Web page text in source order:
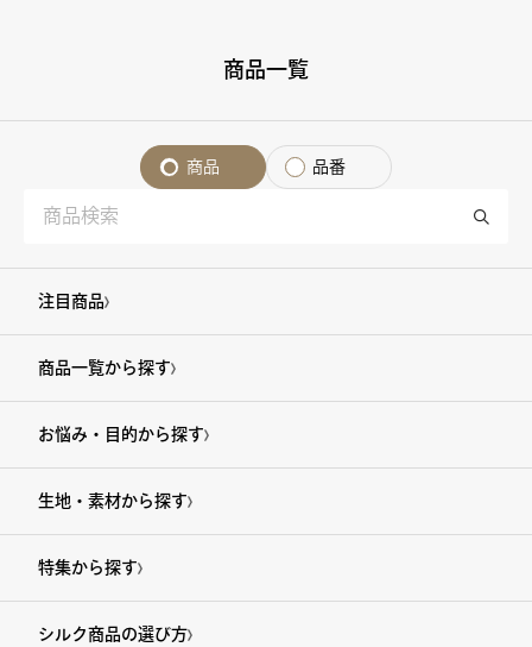
商品一覧
商品 品番
注目商品
商品一覧から探す
お悩み・目的から探す
生地・素材から探す
特集から探す
シルク商品の選び方